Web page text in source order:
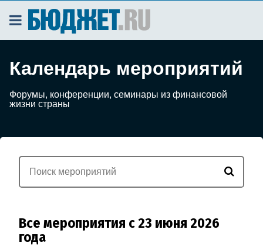
Календарь мероприятий
Форумы, конференции, семинары из финансовой
жизни страны
Все мероприятия с 23 июня 2026
года